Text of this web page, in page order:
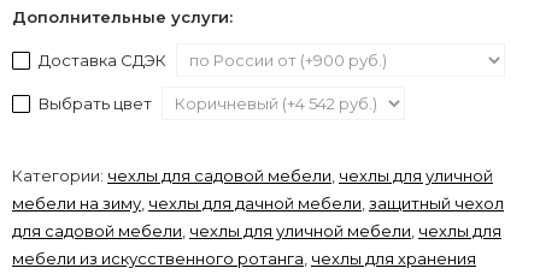
Дополнительные услуги:
Доставка СДЭК
Выбрать цвет
Категории: чехлы для садовой мебели чехлы для уличной
мебели на зиму чехлы для дачной мебели защитный чехол
для садовой мебели чехлы для уличной мебели чехлы для
мебели из искусственного ротанга чехлы для хранения